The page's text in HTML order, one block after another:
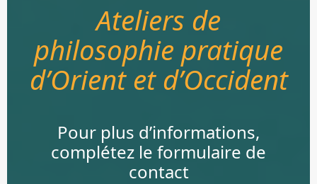
Ateliers de
philosophie pratique
d’Orient et d’Occident
Pour plus d’informations,
complétez le formulaire de
contact